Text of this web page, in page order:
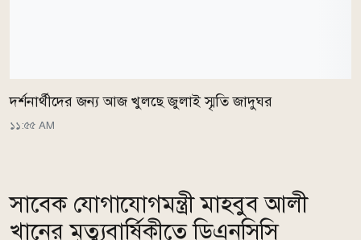
দর্শনার্থীদের জন্য আজ খুলছে জুলাই স্মৃতি জাদুঘর
১১:৫৫ AM
সাবেক যোগাযোগমন্ত্রী মাহবুব আলী
খানের মৃত্যুবার্ষিকীতে ডিএনসিসি